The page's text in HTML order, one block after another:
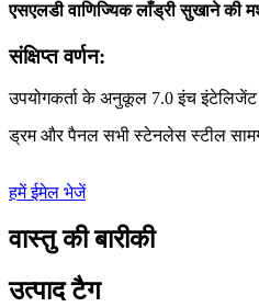
एसएलडी वाणिज्यिक लाँड्री सुखाने की
संक्षिप्त वर्णन:
उपयोगकर्ता के अनुकूल 7.0 इंच इंटेलिजेंट
ड्रम और पैनल सभी स्टेनलेस स्टील
हमें ईमेल भेजें
वास्तु की बारीकी
उत्पाद टैग